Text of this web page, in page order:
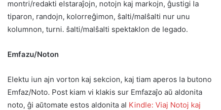
montri/redakti elstaraĵojn, notojn kaj markojn, ĝustigi la
tiparon, randojn, kolorreĝimon, ŝalti/malŝalti nur unu
kolumnon, turni. ŝalti/malŝalti spektaklon de legado.
Emfazu/Noton
Elektu iun ajn vorton kaj sekcion, kaj tiam aperos la butono
Emfaz/Noto. Post kiam vi klakis sur Emfazaĵo aŭ aldonita
noto, ĝi aŭtomate estos aldonita al Kindle: Viaj Notoj kaj